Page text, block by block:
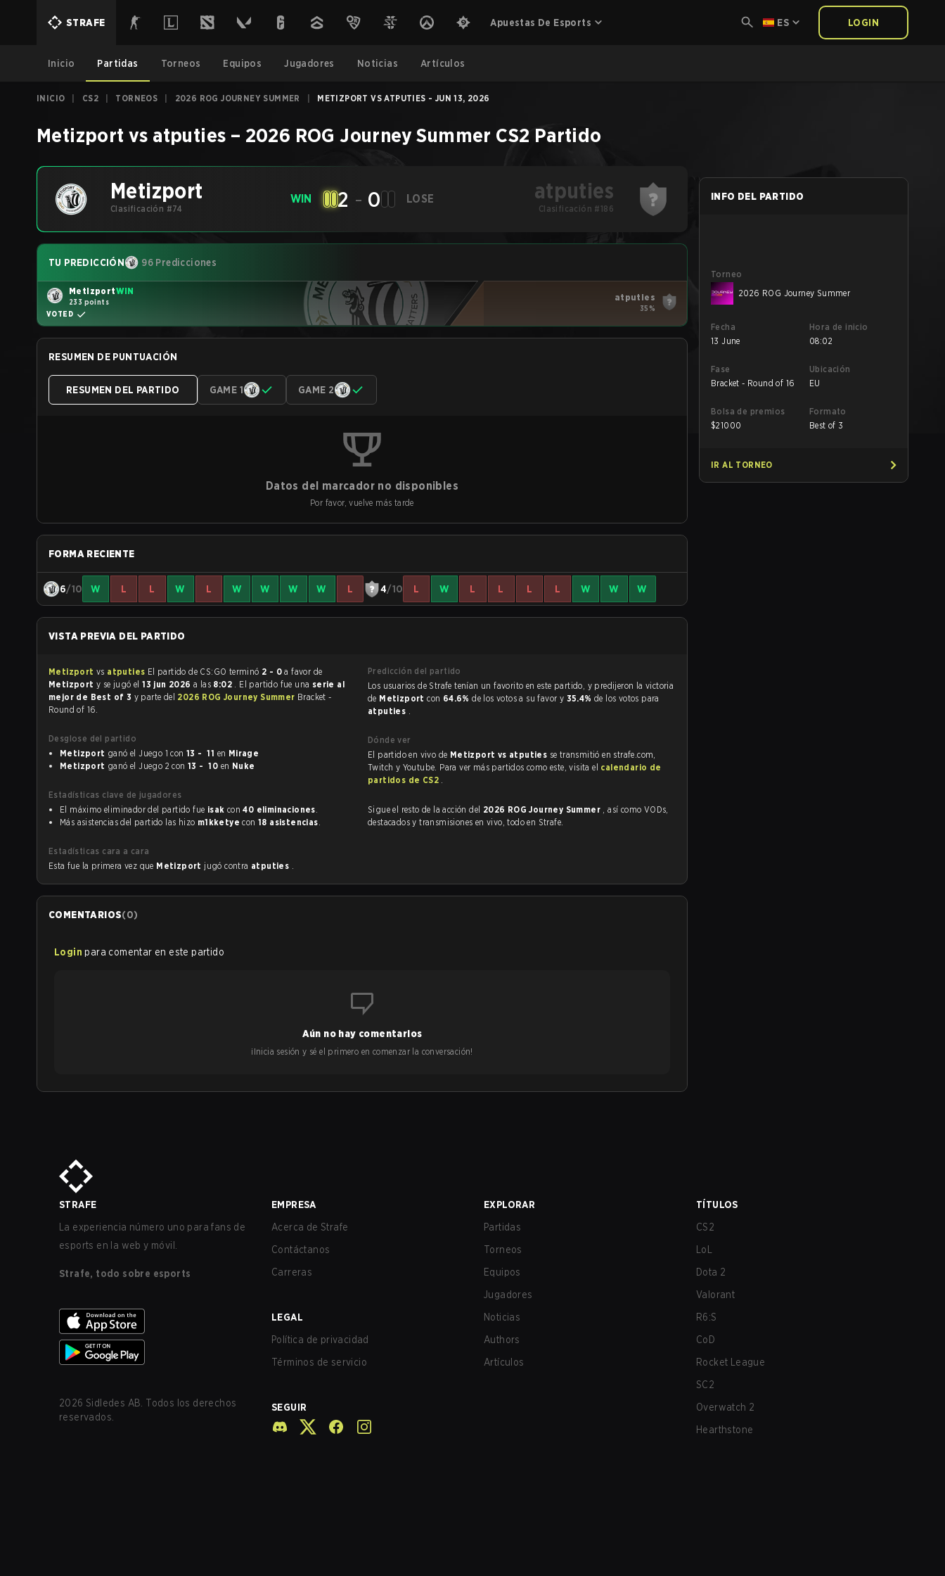
STRAFE Apuestas De Esports ES LOGIN
Inicio Partidas Torneos Equipos Jugadores Noticias Artículos
INICIO CS2 TORNEOS 2026 ROG JOURNEY SUMMER METIZPORT VS ATPUTIES - JUN 13, 2026
Metizport vs atputies – 2026 ROG Journey Summer CS2 Partido
Metizport
Clasificación #74
WIN 2 - 0 LOSE atputies
Clasificación #186
TU PREDICCIÓN 96 Predicciones
MetizportWIN
233 points
VOTED
atputies
35%
RESUMEN DE PUNTUACIÓN
RESUMEN DEL PARTIDO GAME 1 GAME 2
Datos del marcador no disponibles
Por favor, vuelve más tarde
FORMA RECIENTE
6/10 W L L W L W W W W L 4/10 L W L L L L W W W
VISTA PREVIA DEL PARTIDO
Metizport vs atputies El partido de CS:GO terminó 2 - 0 a favor de
Metizport y se jugó el13 jun 2026 a las 8:02 . El partido fue una serie al
mejor de Best of 3 y parte del 2026 ROG Journey Summer Bracket -
Round of 16.
Desglose del partido
Metizport
ganó el Juego 1 con 13 - 11 en Mirage
Metizport
ganó el Juego 2 con 13 - 10 en Nuke
Estadísticas clave de jugadores
El máximo eliminador del partido fue isak con40 eliminaciones.
Más asistencias del partido las hizo m1kketye con 18 asistencias.
Estadísticas cara a cara
Esta fue la primera vez que Metizport jugó contra atputies .
Predicción del partido
Los usuarios de Strafe tenían un favorito en este partido, y predijeron la victoria
de Metizportcon 64.6%de los votos a su favor y 35.4% de los votos para
atputies .
Dónde ver
El partido en vivo de Metizport vs atputies se transmitió en strafe.com,
Twitch y Youtube. Para ver más partidos como este, visita el calendario de
partidos de CS2 .
Sigue el resto de la acción del 2026 ROG Journey Summer , así como VODs,
destacados y transmisiones en vivo, todo en Strafe.
COMENTARIOS(0)
Login para comentar en este partido
Aún no hay comentarios
¡Inicia sesión y sé el primero en comenzar la conversación!
INFO DEL PARTIDO
Torneo
2026 ROG Journey Summer
Fecha
13 June
Hora de inicio
08:02
Fase
Bracket - Round of 16
Ubicación
EU
Bolsa de premios
$21000
Formato
Best of 3
IR AL TORNEO
STRAFE
La experiencia número uno para fans de
esports en la web y móvil.
Strafe, todo sobre esports
2026 Sidledes AB. Todos los derechos
reservados.
EMPRESA
Acerca de Strafe
Contáctanos
Carreras
LEGAL
Política de privacidad
Términos de servicio
SEGUIR
EXPLORAR
Partidas
Torneos
Equipos
Jugadores
Noticias
Authors
Artículos
TÍTULOS
CS2
LoL
Dota 2
Valorant
R6:S
CoD
Rocket League
SC2
Overwatch 2
Hearthstone